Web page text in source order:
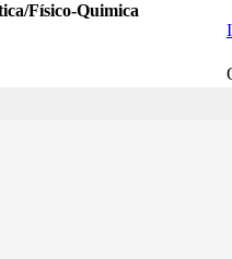
Físico-Quimica